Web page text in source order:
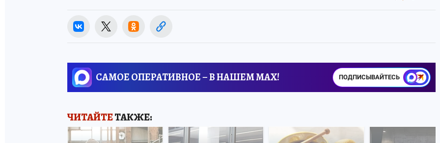
САМОЕ ОПЕРАТИВНОЕ – В НАШЕМ MAX! ПОДПИСЫВАЙТЕСЬ
ЧИТАЙТЕТАКЖЕ: